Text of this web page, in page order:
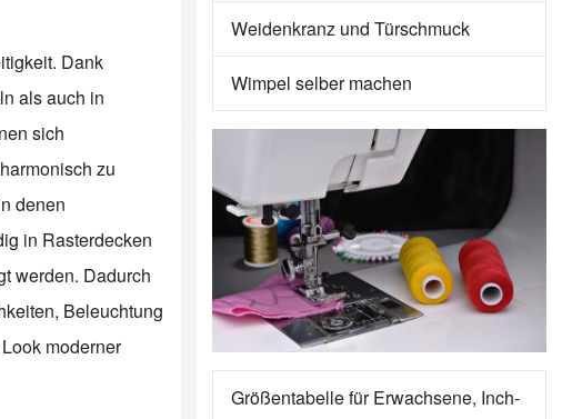
Dank
als auch in
sich
zu
denen
in Rasterdecken
werden. Dadurch
Beleuchtung
moderner
Weidenkranz und Türschmuck
Wimpel selber machen
Größentabelle für Erwachsene, Inch-